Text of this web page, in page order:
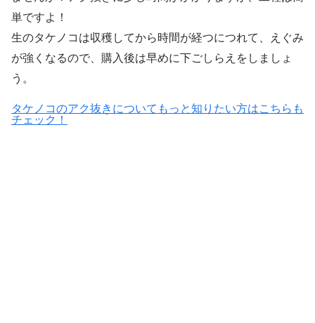
単ですよ！
生のタケノコは収穫してから時間が経つにつれて、えぐみ
が強くなるので、購入後は早めに下ごしらえをしましょ
う。
タケノコのアク抜きについてもっと知りたい方はこちらも
チェック！